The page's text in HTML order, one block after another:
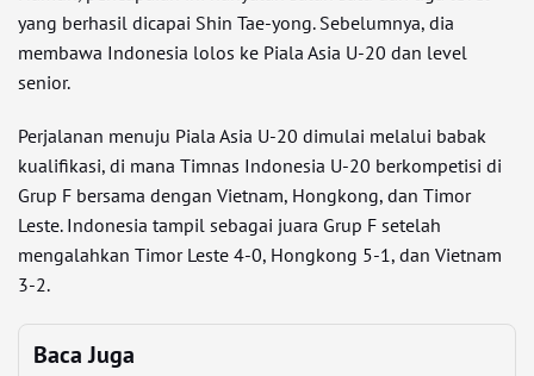
yang berhasil dicapai Shin Tae-yong. Sebelumnya, dia
membawa Indonesia lolos ke Piala Asia U-20 dan level
senior.
Perjalanan menuju Piala Asia U-20 dimulai melalui babak
kualifikasi, di mana Timnas Indonesia U-20 berkompetisi di
Grup F bersama dengan Vietnam, Hongkong, dan Timor
Leste. Indonesia tampil sebagai juara Grup F setelah
mengalahkan Timor Leste 4-0, Hongkong 5-1, dan Vietnam
3-2.
Baca Juga